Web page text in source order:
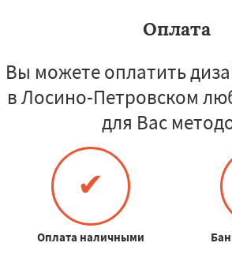
Оплата
Вы можете оплатить
в Лосино-Петровском
для Вас
✔
Оплата наличными